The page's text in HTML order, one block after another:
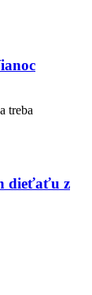
treba
dieťaťu z